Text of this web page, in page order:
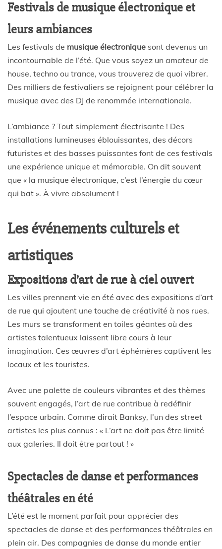
Festivals de musique électronique et
leurs ambiances
Les festivals de musique électronique sont devenus un
incontournable de l’été. Que vous soyez un amateur de
house, techno ou trance, vous trouverez de quoi vibrer.
Des milliers de festivaliers se rejoignent pour célébrer la
musique avec des DJ de renommée internationale.
L’ambiance ? Tout simplement électrisante ! Des
installations lumineuses éblouissantes, des décors
futuristes et des basses puissantes font de ces festivals
une expérience unique et mémorable. On dit souvent
que « la musique électronique, c’est l’énergie du cœur
qui bat ». À vivre absolument !
Les événements culturels et
artistiques
Expositions d’art de rue à ciel ouvert
Les villes prennent vie en été avec des expositions d’art
de rue qui ajoutent une touche de créativité à nos rues.
Les murs se transforment en toiles géantes où des
artistes talentueux laissent libre cours à leur
imagination. Ces œuvres d’art éphémères captivent les
locaux et les touristes.
Avec une palette de couleurs vibrantes et des thèmes
souvent engagés, l’art de rue contribue à redéfinir
l’espace urbain. Comme dirait Banksy, l’un des street
artistes les plus connus : « L’art ne doit pas être limité
aux galeries. Il doit être partout ! »
Spectacles de danse et performances
théâtrales en été
L’été est le moment parfait pour apprécier des
spectacles de danse et des performances théâtrales en
plein air. Des compagnies de danse du monde entier